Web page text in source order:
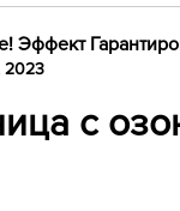
Эффект
2023
с